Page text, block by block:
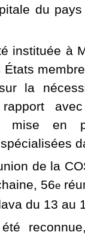
du
instituée à
États
la
mise en
de la
56e
du 13 au